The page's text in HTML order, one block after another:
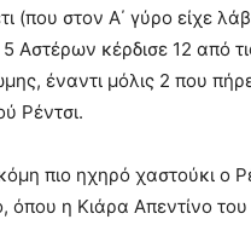
(που στον Α΄ γύρο είχε
Αστέρων κέρδισε 12 από
έναντι μόλις 2 που
Ρέντσι.
πιο ηχηρό χαστούκι ο
όπου η Κιάρα Απεντίνο